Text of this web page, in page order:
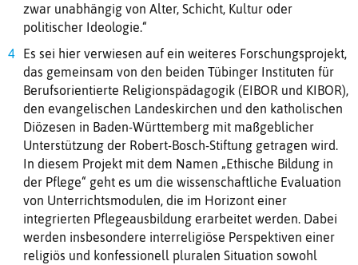
zwar unabhängig von Alter, Schicht, Kultur oder
politischer Ideologie.“
Es sei hier verwiesen auf ein weiteres Forschungsprojekt,
das gemeinsam von den beiden Tübinger Instituten für
Berufsorientierte Religionspädagogik (EIBOR und KIBOR),
den evangelischen Landeskirchen und den katholischen
Diözesen in Baden-Württemberg mit maßgeblicher
Unterstützung der Robert-Bosch-Stiftung getragen wird.
In diesem Projekt mit dem Namen „Ethische Bildung in
der Pflege“ geht es um die wissenschaftliche Evaluation
von Unterrichtsmodulen, die im Horizont einer
integrierten Pflegeausbildung erarbeitet werden. Dabei
werden insbesondere interreligiöse Perspektiven einer
religiös und konfessionell pluralen Situation sowohl